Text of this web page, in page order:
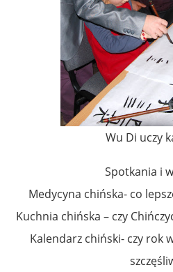
Wu Di uczy
Spotkania i
Medycyna chińska- co
Kuchnia chińska – czy
Kalendarz chiński- czy rok